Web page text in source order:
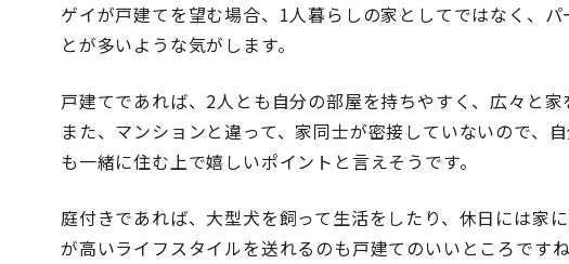
ゲイが戸建てを望む場合、1人暮らしの家としてではなく、
とが多いような気がします。
戸建てであれば、2人とも自分の部屋を持ちやすく、広々と家
また、マンションと違って、家同士が密接していないので、
も一緒に住む上で嬉しいポイントと言えそうです。
庭付きであれば、大型犬を飼って生活をしたり、休日には家
が高いライフスタイルを送れるのも戸建てのいいところですね